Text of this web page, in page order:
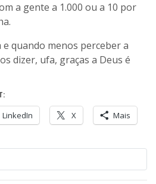
a gente a 1.000 ou a 10 por
e quando menos perceber a
dizer, ufa, graças a Deus é
LinkedIn X Mais